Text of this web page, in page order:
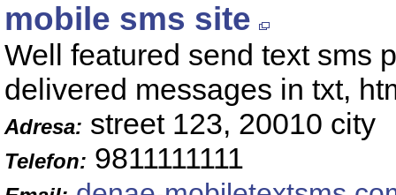
mobile sms site
Well featured send text sms
delivered messages in txt,
Adresa: street 123, 20010 city
Telefon: 9811111111